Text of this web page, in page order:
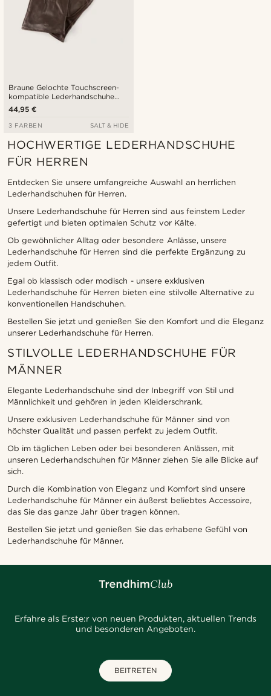
Braune Gelochte Touchscreen-
kompatible Lederhandschuhe
aus Schafleder
44,95 €
3 FARBEN SALT & HIDE
HOCHWERTIGE LEDERHANDSCHUHE
FÜR HERREN
Entdecken Sie unsere umfangreiche Auswahl an herrlichen
Lederhandschuhen für Herren.
Unsere Lederhandschuhe für Herren sind aus feinstem Leder
gefertigt und bieten optimalen Schutz vor Kälte.
Ob gewöhnlicher Alltag oder besondere Anlässe, unsere
Lederhandschuhe für Herren sind die perfekte Ergänzung zu
jedem Outfit.
Egal ob klassisch oder modisch - unsere exklusiven
Lederhandschuhe für Herren bieten eine stilvolle Alternative zu
konventionellen Handschuhen.
Bestellen Sie jetzt und genießen Sie den Komfort und die Eleganz
unserer Lederhandschuhe für Herren.
STILVOLLE LEDERHANDSCHUHE FÜR
MÄNNER
Elegante Lederhandschuhe sind der Inbegriff von Stil und
Männlichkeit und gehören in jeden Kleiderschrank.
Unsere exklusiven Lederhandschuhe für Männer sind von
höchster Qualität und passen perfekt zu jedem Outfit.
Ob im täglichen Leben oder bei besonderen Anlässen, mit
unseren Lederhandschuhen für Männer ziehen Sie alle Blicke auf
sich.
Durch die Kombination von Eleganz und Komfort sind unsere
Lederhandschuhe für Männer ein äußerst beliebtes Accessoire,
das Sie das ganze Jahr über tragen können.
Bestellen Sie jetzt und genießen Sie das erhabene Gefühl von
Lederhandschuhe für Männer.
Erfahre als Erste:r von neuen Produkten, aktuellen Trends
und besonderen Angeboten.
BEITRETEN